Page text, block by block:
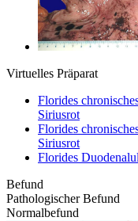
Virtuelles Präparat
Florides
Siriusrot
Florides
Siriusrot
Florides
Befund
Pathologischer Befund
Normalbefund